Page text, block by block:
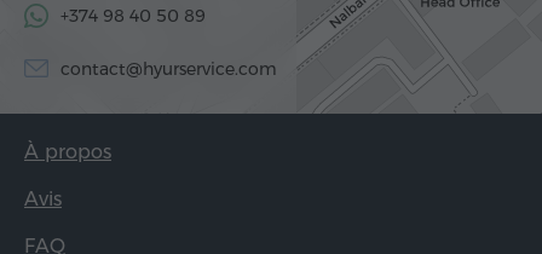
+374 98 40 50 89
contact@hyurservice.com
À propos
Avis
FAQ